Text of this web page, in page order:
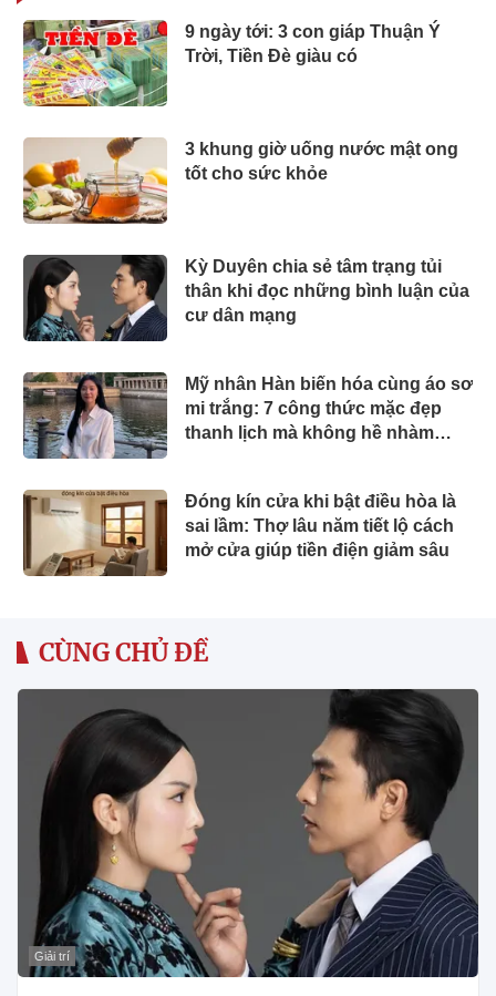
9 ngày tới: 3 con giáp Thuận Ý
Trời, Tiền Đè giàu có
3 khung giờ uống nước mật ong
tốt cho sức khỏe
Kỳ Duyên chia sẻ tâm trạng tủi
thân khi đọc những bình luận của
cư dân mạng
Mỹ nhân Hàn biến hóa cùng áo sơ
mi trắng: 7 công thức mặc đẹp
thanh lịch mà không hề nhàm
Đóng kín cửa khi bật điều hòa là
sai lầm: Thợ lâu năm tiết lộ cách
mở cửa giúp tiền điện giảm sâu
CÙNG CHỦ ĐỀ
Giải trí